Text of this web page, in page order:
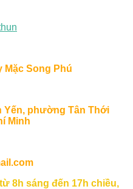
Mặc Song Phú
Yến, phường Tân Thới
Minh
8h sáng đến 17h chiều,